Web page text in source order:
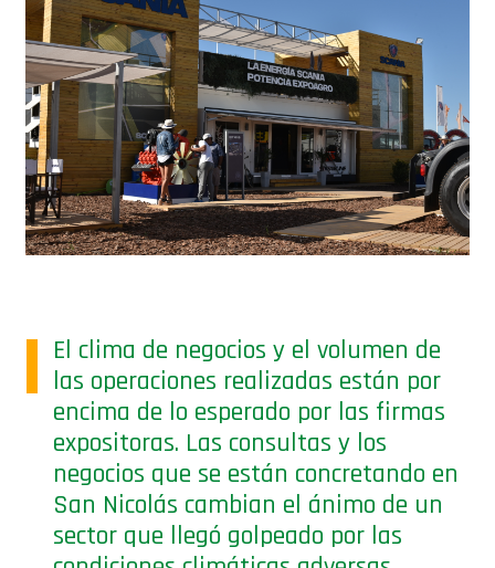
las operaciones realizadas están por
encima de lo esperado por las firmas
expositoras. Las consultas y los
negocios que se están concretando en
San Nicolás cambian el ánimo de un
sector que llegó golpeado por las
condiciones climáticas adversas.